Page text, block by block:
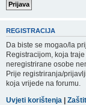
REGISTRACIJA
Da biste se mogao/la
Registracijom, koja
neregistrirane osobe
Prije registriranja/
koja vrijede na forumu.
Uvjeti korištenja |